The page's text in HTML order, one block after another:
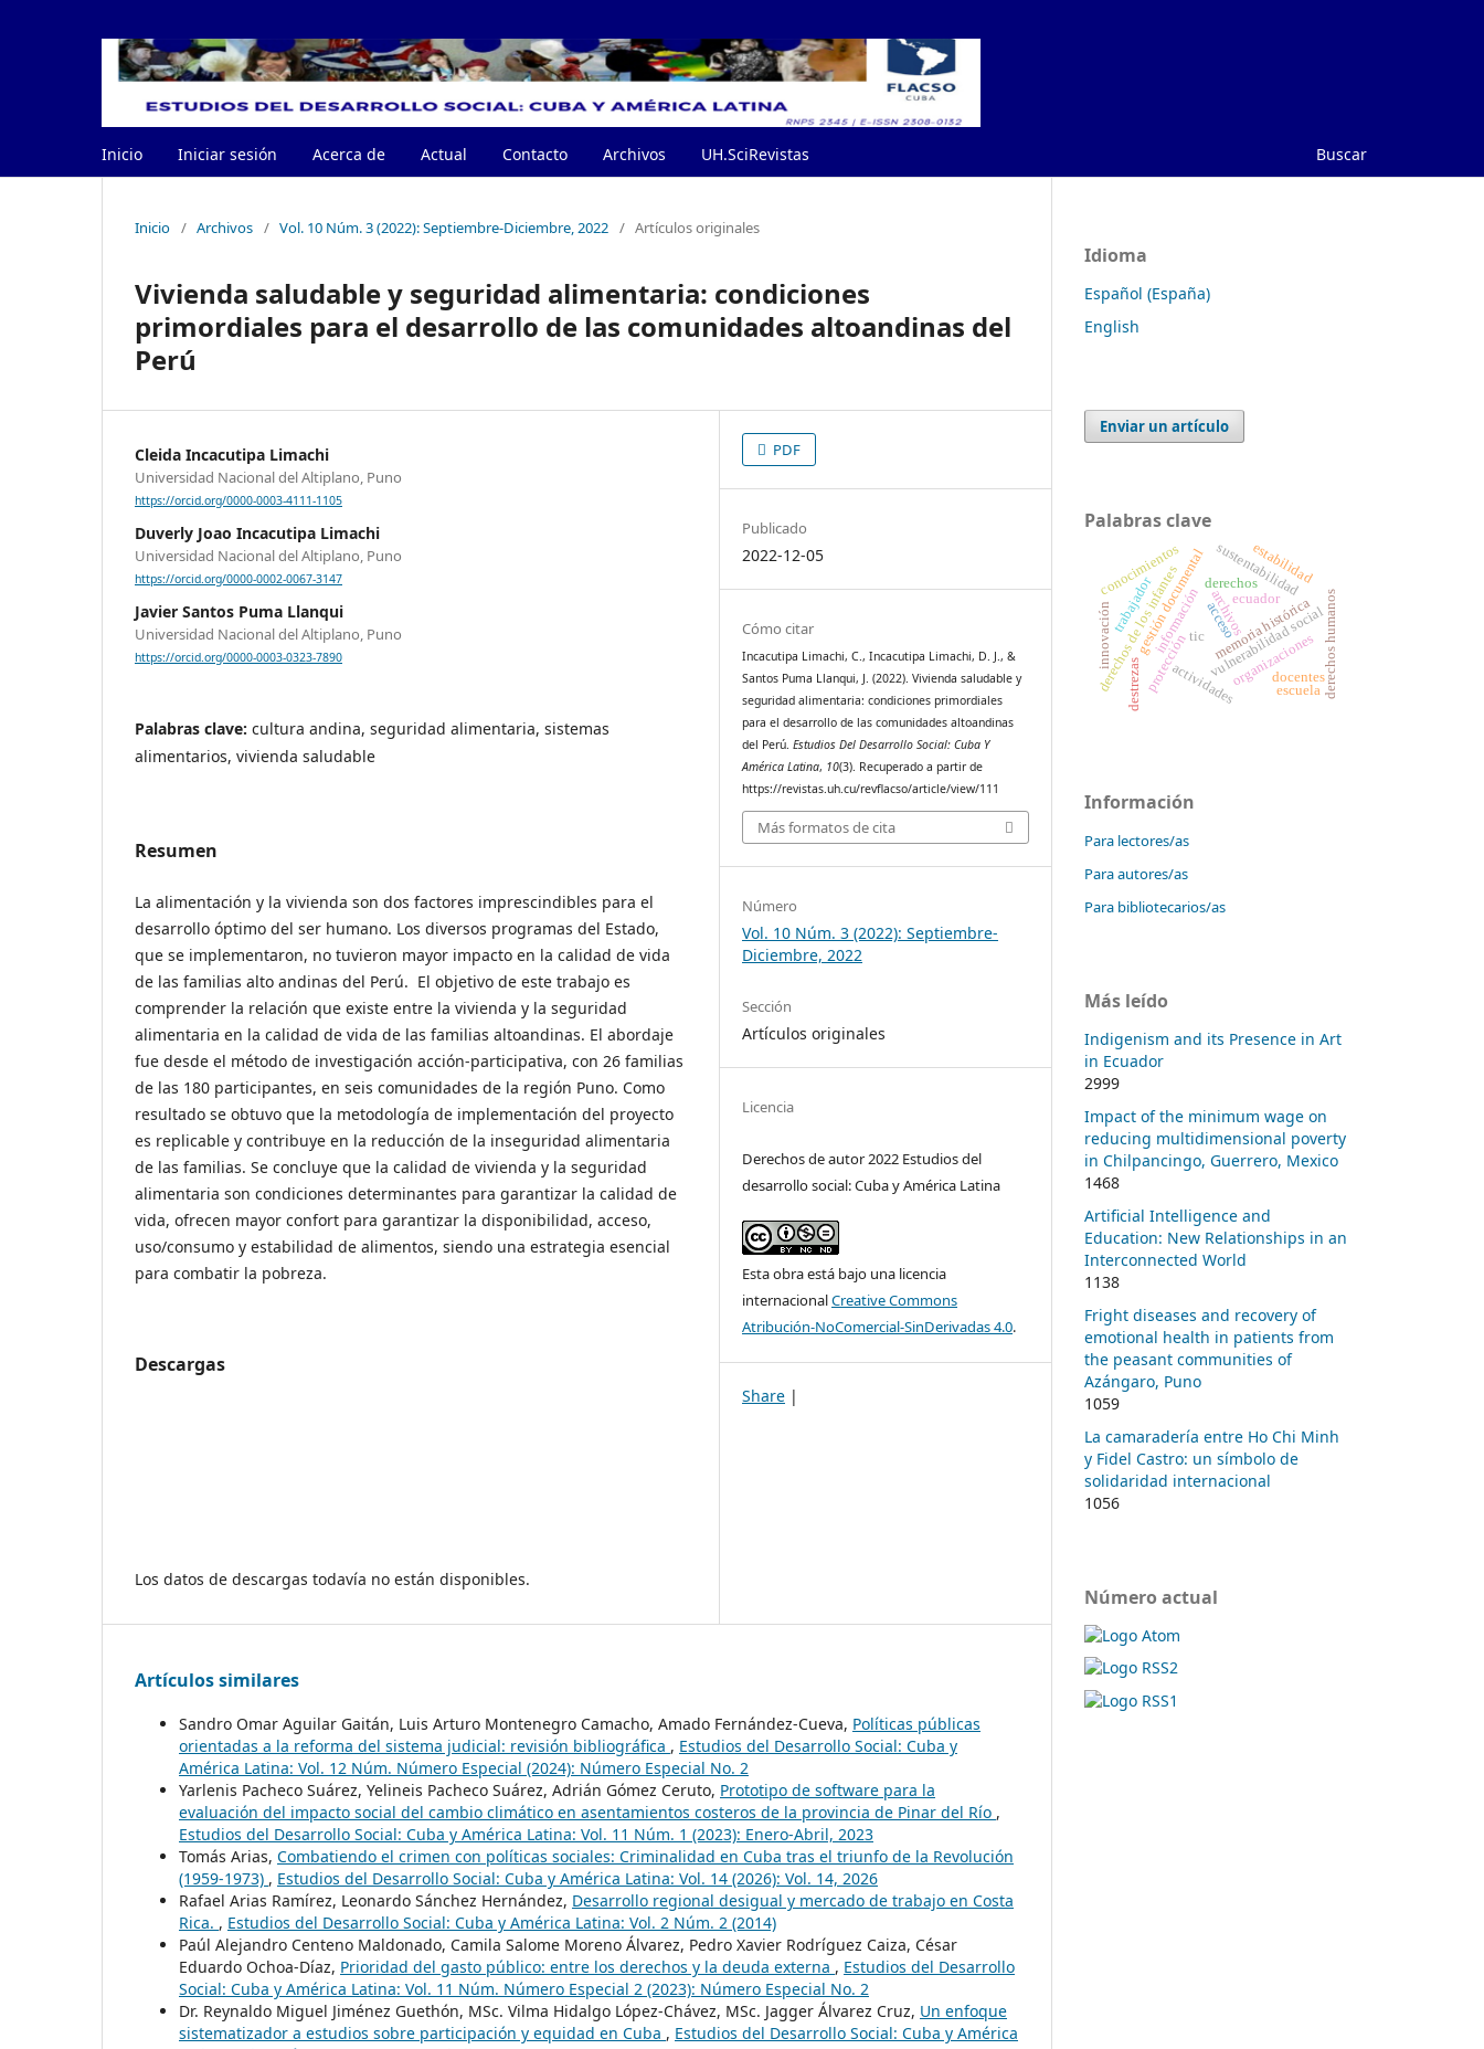
Inicio Iniciar sesión Acerca de Actual Contacto Archivos UH.SciRevistas Buscar
Inicio / Archivos / Vol. 10 Núm. 3 (2022): Septiembre-Diciembre, 2022 / Artículos originales
Vivienda saludable y seguridad alimentaria: condiciones
primordiales para el desarrollo de las comunidades altoandinas del
Perú
Cleida Incacutipa Limachi
Universidad Nacional del Altiplano, Puno
https://orcid.org/0000-0003-4111-1105
Duverly Joao Incacutipa Limachi
Universidad Nacional del Altiplano, Puno
https://orcid.org/0000-0002-0067-3147
Javier Santos Puma Llanqui
Universidad Nacional del Altiplano, Puno
https://orcid.org/0000-0003-0323-7890
Palabras clave: cultura andina, seguridad alimentaria, sistemas
alimentarios, vivienda saludable
Resumen
La alimentación y la vivienda son dos factores imprescindibles para el
desarrollo óptimo del ser humano. Los diversos programas del Estado,
que se implementaron, no tuvieron mayor impacto en la calidad de vida
de las familias alto andinas del Perú. El objetivo de este trabajo es
comprender la relación que existe entre la vivienda y la seguridad
alimentaria en la calidad de vida de las familias altoandinas. El abordaje
fue desde el método de investigación acción-participativa, con 26 familias
de las 180 participantes, en seis comunidades de la región Puno. Como
resultado se obtuvo que la metodología de implementación del proyecto
es replicable y contribuye en la reducción de la inseguridad alimentaria
de las familias. Se concluye que la calidad de vivienda y la seguridad
alimentaria son condiciones determinantes para garantizar la calidad de
vida, ofrecen mayor confort para garantizar la disponibilidad, acceso,
uso/consumo y estabilidad de alimentos, siendo una estrategia esencial
para combatir la pobreza.
Descargas
Los datos de descargas todavía no están disponibles.
PDF
Publicado
2022-12-05
Cómo citar
Incacutipa Limachi, C., Incacutipa Limachi, D. J., &
Santos Puma Llanqui, J. (2022). Vivienda saludable y
seguridad alimentaria: condiciones primordiales
para el desarrollo de las comunidades altoandinas
del Perú.Estudios Del Desarrollo Social: Cuba Y
América Latina, 10(3). Recuperado a partir de
https://revistas.uh.cu/revflacso/article/view/111
Más formatos de cita
Número
Vol. 10 Núm. 3 (2022): Septiembre-
Diciembre, 2022
Sección
Artículos originales
Licencia
Derechos de autor 2022 Estudios del
desarrollo social: Cuba y América Latina
Esta obra está bajo una licencia
internacionalCreative Commons
Atribución-NoComercial-SinDerivadas 4.0.
Share |
Artículos similares
Sandro Omar Aguilar Gaitán, Luis Arturo Montenegro Camacho, Amado Fernández-Cueva, Políticas públicas
orientadas a la reforma del sistema judicial: revisión bibliográfica , Estudios del Desarrollo Social: Cuba y
América Latina: Vol. 12 Núm. Número Especial (2024): Número Especial No. 2
Yarlenis Pacheco Suárez, Yelineis Pacheco Suárez, Adrián Gómez Ceruto, Prototipo de software para la
evaluación del impacto social del cambio climático en asentamientos costeros de la provincia de Pinar del Río ,
Estudios del Desarrollo Social: Cuba y América Latina: Vol. 11 Núm. 1 (2023): Enero-Abril, 2023
Tomás Arias, Combatiendo el crimen con políticas sociales: Criminalidad en Cuba tras el triunfo de la Revolución
(1959-1973) , Estudios del Desarrollo Social: Cuba y América Latina: Vol. 14 (2026): Vol. 14, 2026
Rafael Arias Ramírez, Leonardo Sánchez Hernández, Desarrollo regional desigual y mercado de trabajo en Costa
Rica. , Estudios del Desarrollo Social: Cuba y América Latina: Vol. 2 Núm. 2 (2014)
Paúl Alejandro Centeno Maldonado, Camila Salome Moreno Álvarez, Pedro Xavier Rodríguez Caiza, César
Eduardo Ochoa-Díaz, Prioridad del gasto público: entre los derechos y la deuda externa , Estudios del Desarrollo
Social: Cuba y América Latina: Vol. 11 Núm. Número Especial 2 (2023): Número Especial No. 2
Dr. Reynaldo Miguel Jiménez Guethón, MSc. Vilma Hidalgo López-Chávez, MSc. Jagger Álvarez Cruz, Un enfoque
sistematizador a estudios sobre participación y equidad en Cuba , Estudios del Desarrollo Social: Cuba y América
Idioma
Español (España)
English
Enviar un artículo
Palabras clave
gestión documentalarchivos
memoria histórica
organizaciones
información
derechos de los infantes
protección vulnerabilidad social
ecuador
actividades
conocimientos
tic derechos humanos
sustentabilidad
trabajador derechosestabilidad
innovación
docentes
escuela
acceso
destrezas
Información
Para lectores/as
Para autores/as
Para bibliotecarios/as
Más leído
Indigenism and its Presence in Art
in Ecuador
2999
Impact of the minimum wage on
reducing multidimensional poverty
in Chilpancingo, Guerrero, Mexico
1468
Artificial Intelligence and
Education: New Relationships in an
Interconnected World
1138
Fright diseases and recovery of
emotional health in patients from
the peasant communities of
Azángaro, Puno
1059
La camaradería entre Ho Chi Minh
y Fidel Castro: un símbolo de
solidaridad internacional
1056
Número actual